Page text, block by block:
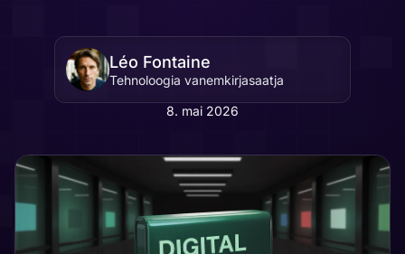
Léo Fontaine
Tehnoloogia vanemkirjasaatja
8. mai 2026